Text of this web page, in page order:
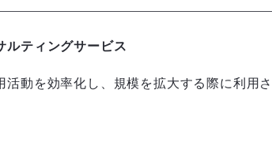
ルティングサービス
動を効率化し、規模を拡大する際に利用さ